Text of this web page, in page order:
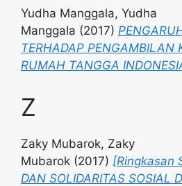
Yudha Manggala, Yudha
Manggala (2017)
TERHADAP PENGAMBILAN
RUMAH TANGGA
Z
Zaky Mubarok, Zaky
Mubarok (2017) [Ringkasan
DAN SOLIDARITAS SOSIAL